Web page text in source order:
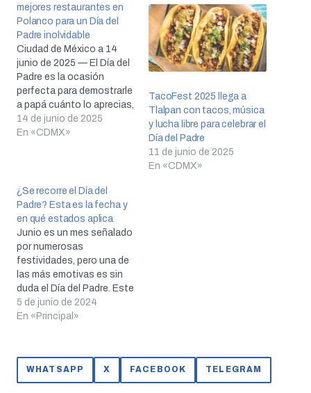
mejores restaurantes en
Polanco para un Día del
Padre inolvidable
Ciudad de México a 14
junio de 2025 — El Día del
Padre es la ocasión
perfecta para demostrarle
a papá cuánto lo aprecias,
y qué mejor manera de
hacerlo que con una
buscas una opción en
Polanco, aquí…
14 de junio de 2025
En «CDMX»
TacoFest 2025 llega a
Tlalpan con tacos, música
y lucha libre para celebrar el
Día del Padre
11 de junio de 2025
En «CDMX»
¿Se recorre el Día del
Padre? Esta es la fecha y
en qué estados aplica
Junio es un mes señalado
por numerosas
festividades, pero una de
las más emotivas es sin
duda el Día del Padre. Este
año, en un giro
interesante, Baja
celebración para permitir
que los padres disfruten
de más tiempo en familia,
5 de junio de 2024
En «Principal»
WHATSAPP X FACEBOOK TELEGRAM